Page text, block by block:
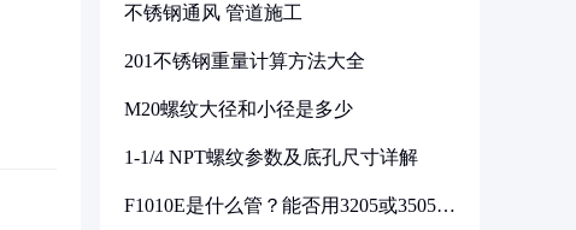
不锈钢通风 管道施工
201不锈钢重量计算方法大全
M20螺纹大径和小径是多少
1-1/4 NPT螺纹参数及底孔尺寸详解
F1010E是什么管？能否用3205或3505代